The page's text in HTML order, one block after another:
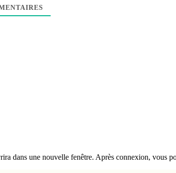
dans une nouvelle fenêtre. Après connexion, vous